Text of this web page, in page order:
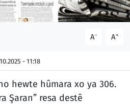
A- A+
- 11:18
hewte hûmara xo ya 306.
Şaran” resa destê